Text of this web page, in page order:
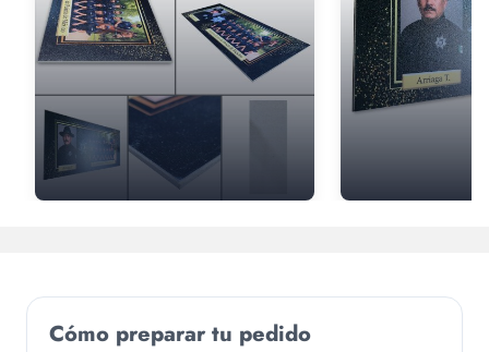
Cómo preparar tu pedido